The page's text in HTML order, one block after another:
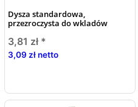
Dysza standardowa,
przezroczysta do wkladów
3,81 zł *
3,09 zł netto